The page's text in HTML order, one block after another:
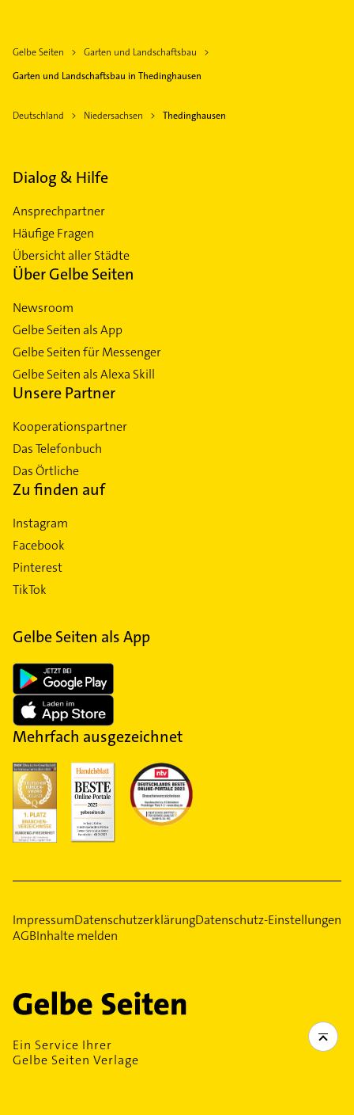
Gelbe Seiten
Garten und Landschaftsbau
Garten und Landschaftsbau in Thedinghausen
Deutschland Niedersachsen Thedinghausen
Dialog & Hilfe
Ansprechpartner
Häufige Fragen
Übersicht aller Städte
Über Gelbe Seiten
Newsroom
Gelbe Seiten als App
Gelbe Seiten für Messenger
Gelbe Seiten als Alexa Skill
Unsere Partner
Kooperationspartner
Das Telefonbuch
Das Örtliche
Zu finden auf
Instagram
Facebook
Pinterest
TikTok
Gelbe Seiten als App
Mehrfach ausgezeichnet
ImpressumDatenschutzerklärungDatenschutz-Einstellungen
AGBInhalte melden
Ein Service Ihrer
Gelbe Seiten Verlage